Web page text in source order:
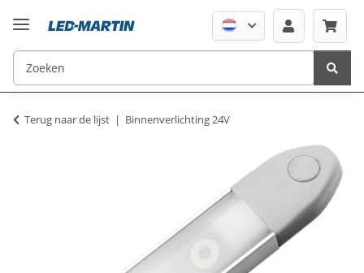
Terug naar de lijst Binnenverlichting 24V